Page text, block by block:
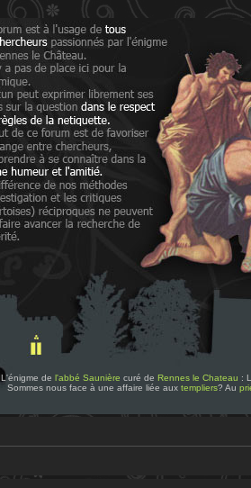
L'énigme de l'abbé Saunière curé de Rennes le Chateau :
Sommes nous face à une affaire liée aux templiers? Au